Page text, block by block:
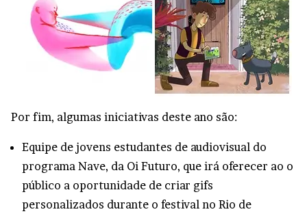
Por fim, algumas iniciativas deste ano são:
Equipe de jovens estudantes de audiovisual do
programa Nave, da Oi Futuro, que irá oferecer ao o
público a oportunidade de criar gifs
personalizados durante o festival no Rio de